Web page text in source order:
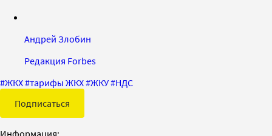
Андрей Злобин
Редакция Forbes
#ЖКХ#тарифы ЖКХ#ЖКУ#НДС
Подписаться
Информация: